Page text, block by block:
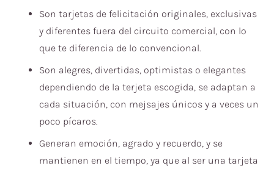
Son tarjetas de felicitación originales, exclusivas
y diferentes fuera del circuito comercial, con lo
que te diferencia de lo convencional.
Son alegres, divertidas, optimistas o elegantes
dependiendo de la terjeta escogida, se adaptan a
cada situación, con mejsajes únicos y a veces un
poco pícaros.
Generan emoción, agrado y recuerdo, y se
mantienen en el tiempo, ya que al ser una tarjeta